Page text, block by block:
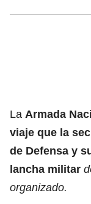
La Armada
viaje que la
de Defensa y
lancha militar
organizado.